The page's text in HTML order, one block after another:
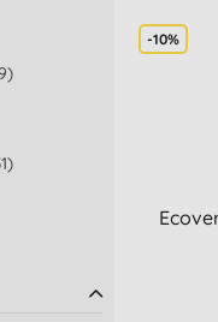
-10%